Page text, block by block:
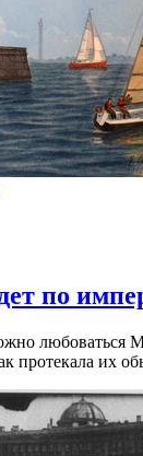
по
любоваться
их